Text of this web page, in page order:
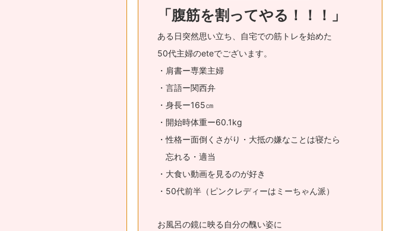
「腹筋を割ってやる！！！」
ある日突然思い立ち、自宅での筋トレを始めた
50代主婦のeteでございます。
・肩書ー専業主婦
・言語ー関西弁
・身長ー165㎝
・開始時体重ー60.1kg
・性格ー面倒くさがり・大抵の嫌なことは寝たら
忘れる・適当
・大食い動画を見るのが好き
・50代前半（ピンクレディーはミーちゃん派）
お風呂の鏡に映る自分の醜い姿に